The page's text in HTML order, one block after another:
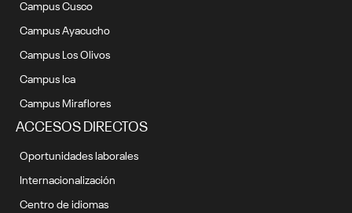
Campus Cusco
Campus Ayacucho
Campus Los Olivos
Campus Ica
Campus Miraflores
ACCESOS DIRECTOS
Oportunidades laborales
Internacionalización
Centro de idiomas